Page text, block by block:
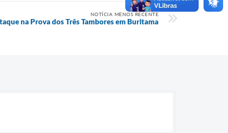
NOTÍCIA MENOS RECENTE
na Prova dos Três Tambores em Buritama